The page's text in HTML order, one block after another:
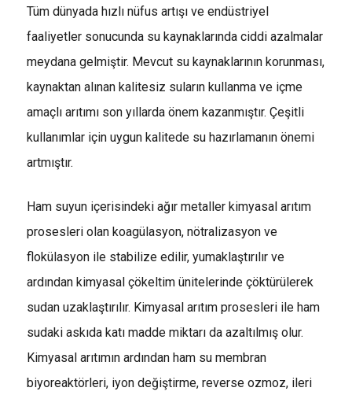
Tüm dünyada hızlı nüfus artışı ve endüstriyel
faaliyetler sonucunda su kaynaklarında ciddi azalmalar
meydana gelmiştir. Mevcut su kaynaklarının korunması,
kaynaktan alınan kalitesiz suların kullanma ve içme
amaçlı arıtımı son yıllarda önem kazanmıştır. Çeşitli
kullanımlar için uygun kalitede su hazırlamanın önemi
artmıştır.
Ham suyun içerisindeki ağır metaller kimyasal arıtım
prosesleri olan koagülasyon, nötralizasyon ve
flokülasyon ile stabilize edilir, yumaklaştırılır ve
ardından kimyasal çökeltim ünitelerinde çöktürülerek
sudan uzaklaştırılır. Kimyasal arıtım prosesleri ile ham
sudaki askıda katı madde miktarı da azaltılmış olur.
Kimyasal arıtımın ardından ham su membran
biyoreaktörleri, iyon değiştirme, reverse ozmoz, ileri